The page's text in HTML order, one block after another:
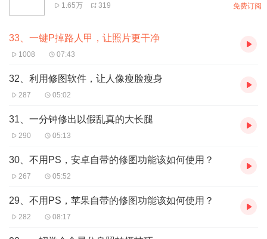
1.65万 319 免费订阅
33、一键P掉路人甲，让照片更干净
1008 07:43
32、利用修图软件，让人像瘦脸瘦身
287 05:02
31、一分钟修出以假乱真的大长腿
290 05:13
30、不用PS，安卓自带的修图功能该如何使用？
267 05:52
29、不用PS，苹果自带的修图功能该如何使用？
282 08:17